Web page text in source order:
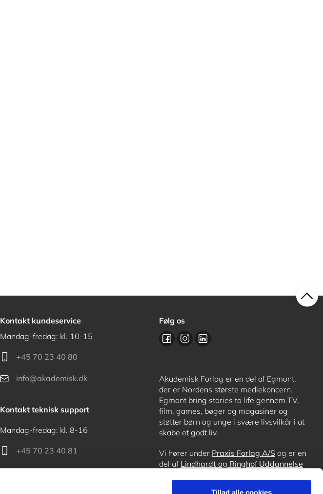
Kontakt kundeservice
Mandag-fredag: kl. 10-15
+45 70 23 40 80
info@akademisk.dk
Kontakt teknisk support
Mandag-fredag: kl. 8-16
+45 70 23 40 81
Følg os
Akademisk Forlag er en del af Egmont,
der er Nordens største mediekoncern.
Egmont bring stories to life gennem TV,
film, games, bøger og magasiner og
støtter børn og unge i svære livsvilkår i at
skabe et godt liv.
Vi hører under Praxis Forlag A/S og er en
del af Lindhardt og Ringhof Uddannelse